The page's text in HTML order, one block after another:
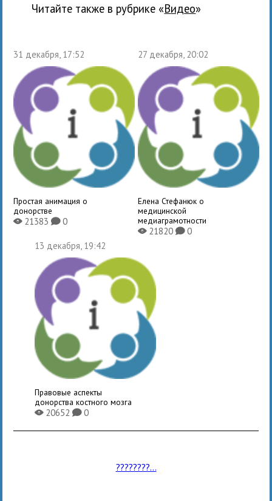
Читайте также в рубрике « Видео»
31 декабря, 17:52
Простая анимация о
донорстве
X21383K0
27 декабря, 20:02
Елена Стефанюк о
медицинской
медиаграмотности
X21820 K0
13 декабря, 19:42
Правовые аспекты
донорства костного мозга
X20652K0
????????...